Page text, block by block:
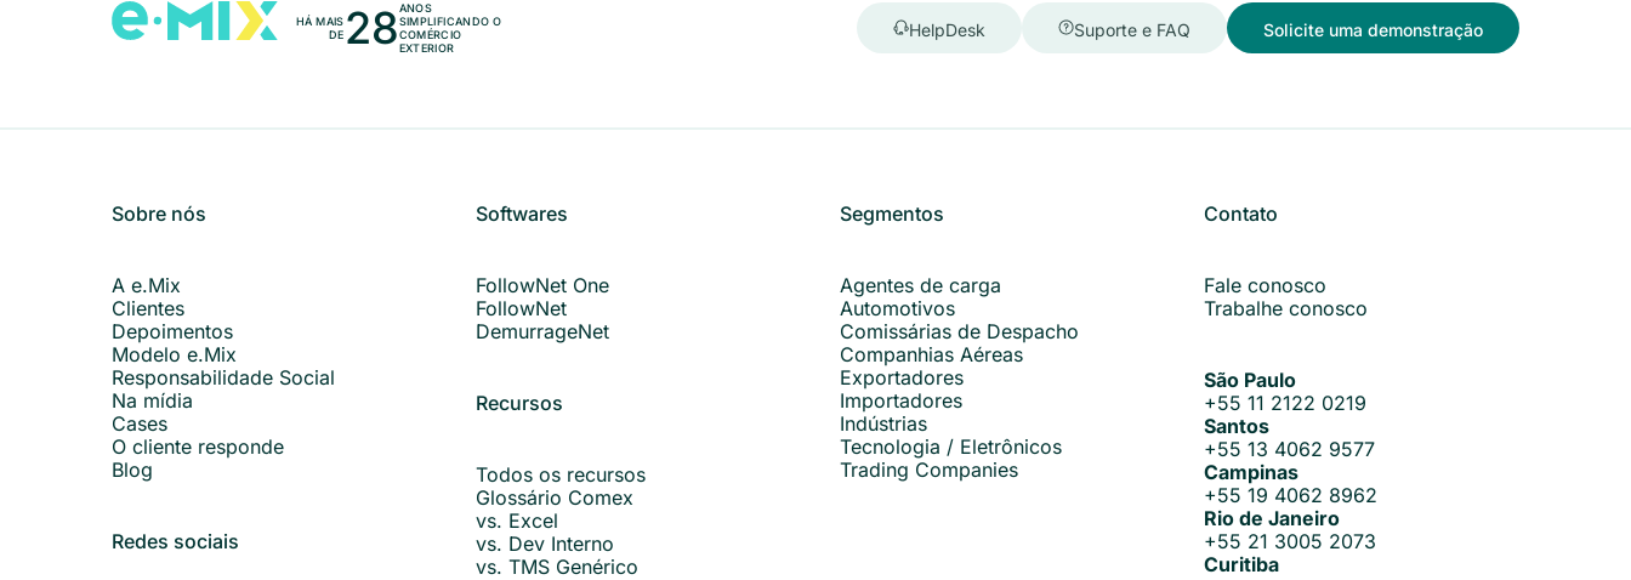
HÁ MAIS
DE 28ANOS
SIMPLIFICANDO O
COMÉRCIO
EXTERIOR
HelpDesk Suporte e FAQ Solicite uma demonstração
Sobre nós
A e.Mix
Clientes
Depoimentos
Modelo e.Mix
Responsabilidade Social
Na mídia
Cases
O cliente responde
Blog
Redes sociais
Contato
Fale conosco
Trabalhe conosco
São Paulo
+55 11 2122 0219
Santos
+55 13 4062 9577
Campinas
+55 19 4062 8962
Rio de Janeiro
+55 21 3005 2073
Curitiba
Softwares
FollowNet One
FollowNet
DemurrageNet
Recursos
Todos os recursos
Glossário Comex
vs. Excel
vs. Dev Interno
vs. TMS Genérico
Segmentos
Agentes de carga
Automotivos
Comissárias de Despacho
Companhias Aéreas
Exportadores
Importadores
Indústrias
Tecnologia / Eletrônicos
Trading Companies